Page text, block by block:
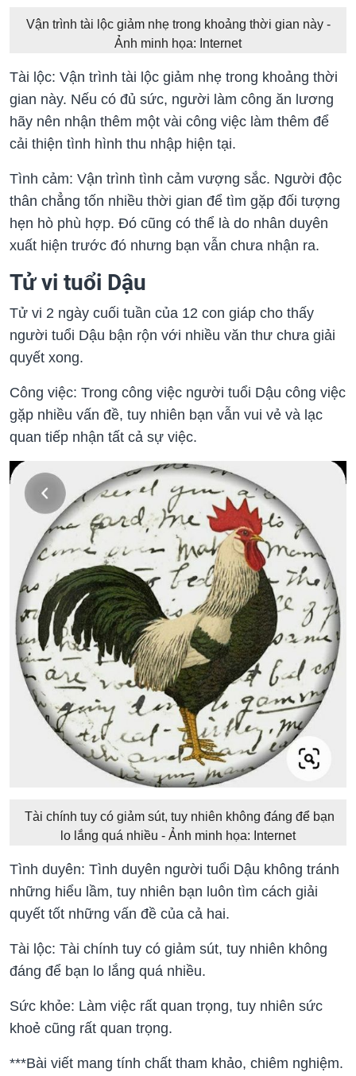
Vận trình tài lộc giảm nhẹ trong khoảng thời gian này -
Ảnh minh họa: Internet
Tài lộc: Vận trình tài lộc giảm nhẹ trong khoảng thời
gian này. Nếu có đủ sức, người làm công ăn lương
hãy nên nhận thêm một vài công việc làm thêm để
cải thiện tình hình thu nhập hiện tại.
Tình cảm: Vận trình tình cảm vượng sắc. Người độc
thân chẳng tốn nhiều thời gian để tìm gặp đối tượng
hẹn hò phù hợp. Đó cũng có thể là do nhân duyên
xuất hiện trước đó nhưng bạn vẫn chưa nhận ra.
Tử vi tuổi Dậu
Tử vi 2 ngày cuối tuần của 12 con giáp cho thấy
người tuổi Dậu bận rộn với nhiều văn thư chưa giải
quyết xong.
Công việc: Trong công việc người tuổi Dậu công việc
gặp nhiều vấn đề, tuy nhiên bạn vẫn vui vẻ và lạc
quan tiếp nhận tất cả sự việc.
Tài chính tuy có giảm sút, tuy nhiên không đáng để bạn
lo lắng quá nhiều - Ảnh minh họa: Internet
Tình duyên: Tình duyên người tuổi Dậu không tránh
những hiểu lầm, tuy nhiên bạn luôn tìm cách giải
quyết tốt những vấn đề của cả hai.
Tài lộc: Tài chính tuy có giảm sút, tuy nhiên không
đáng để bạn lo lắng quá nhiều.
Sức khỏe: Làm việc rất quan trọng, tuy nhiên sức
khoẻ cũng rất quan trọng.
***Bài viết mang tính chất tham khảo, chiêm nghiệm.